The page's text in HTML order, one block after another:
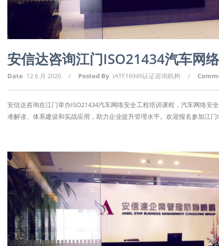
安信达咨询江门ISO21434汽车网
Date 12 6 月 2026 / Posted By IATF16949认证咨询机构 /
安信达咨询在江门举办ISO21434汽车网络安全工程培训课程，汽车网络
准解读、体系建设和实战应用，助力企业提升管理水平。欢迎报名参加江